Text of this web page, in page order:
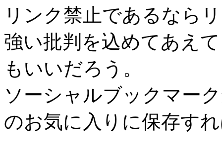
リンク禁止であるなら
強い批判を込めてあえ
もいいだろう。
ソーシャルブックマー
のお気に入りに保存す